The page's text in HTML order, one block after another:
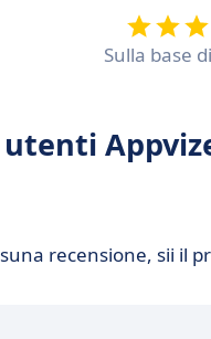
Sulla base di
recensione, sii il